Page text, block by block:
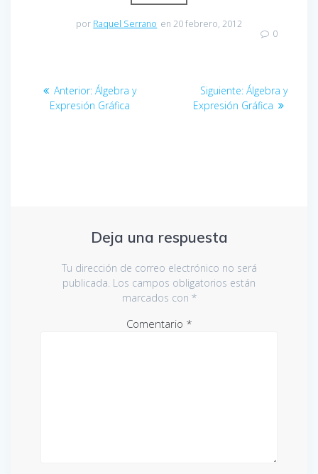
por Raquel Serrano en 20 febrero, 2012
0
Navegación
Anterior: Entrada
anterior:
Álgebra y
Expresión Gráfica
Siguiente: Entrada
siguiente:
Álgebra y
Expresión Gráfica
Deja una respuesta
Tu dirección de correo electrónico no será
publicada. Los campos obligatorios están
marcados con *
Comentario *